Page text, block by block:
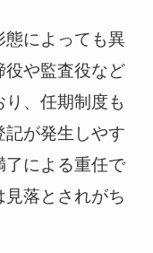
態によっても異
役や監査役など
、任期制度も
記が発生しやす
了による重任で
落とされがち